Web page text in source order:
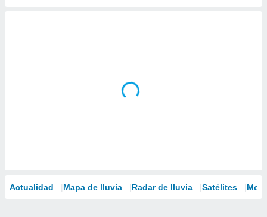
Actualidad Mapa de lluvia Radar de lluvia Satélites